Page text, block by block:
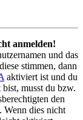
anmelden!
und das
stimmen, dann
aktiviert ist und du
bist, musst du bzw.
den
Wenn dies nicht